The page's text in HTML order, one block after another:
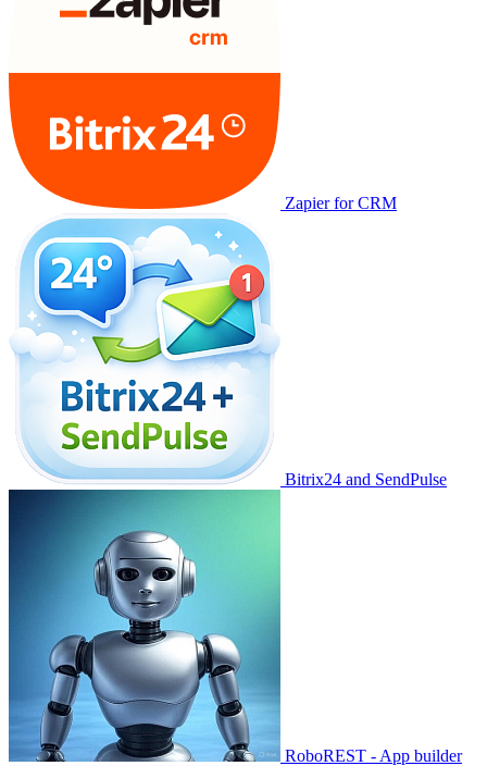
Zapier for CRM
Bitrix24 and SendPulse
RoboREST - App builder